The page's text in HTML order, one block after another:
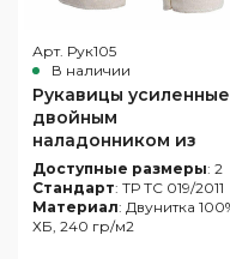
Арт. Рук105
В наличии
Рукавицы
двойным
наладонником из
двунитки
Доступные размеры: 2
Стандарт: ТР ТС 019/2011
Материал: Двунитка
ХБ, 240 гр/м2